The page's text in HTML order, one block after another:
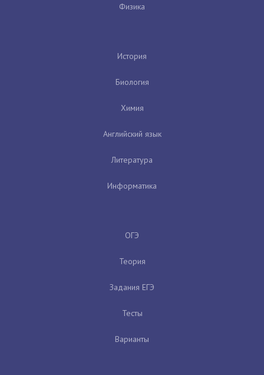
Физика
История
Биология
Химия
Английский язык
Литература
Информатика
ОГЭ
Теория
Задания ЕГЭ
Тесты
Варианты